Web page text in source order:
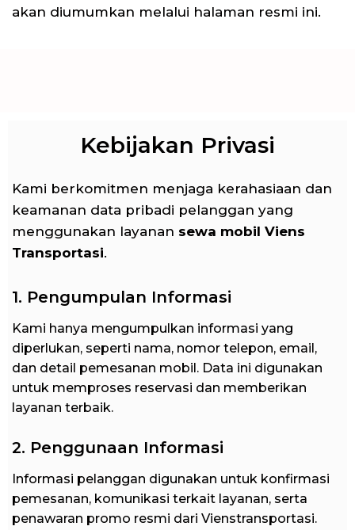
akan diumumkan melalui halaman resmi ini.
Kebijakan Privasi
Kami berkomitmen menjaga kerahasiaan dan
keamanan data pribadi pelanggan yang
menggunakan layanan sewa mobil Viens
Transportasi.
1. Pengumpulan Informasi
Kami hanya mengumpulkan informasi yang
diperlukan, seperti nama, nomor telepon, email,
dan detail pemesanan mobil. Data ini digunakan
untuk memproses reservasi dan memberikan
layanan terbaik.
2. Penggunaan Informasi
Informasi pelanggan digunakan untuk konfirmasi
pemesanan, komunikasi terkait layanan, serta
penawaran promo resmi dari Vienstransportasi.